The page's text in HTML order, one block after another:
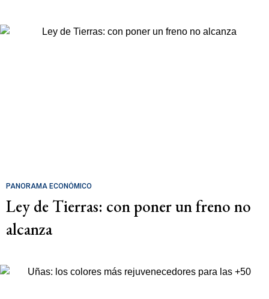
PANORAMA ECONÓMICO
Ley de Tierras: con poner un freno no
alcanza